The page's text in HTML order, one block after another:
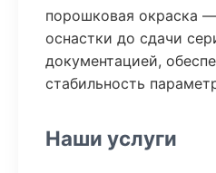
порошковая окраска
оснастки до сдачи
документацией,
стабильность
Наши услуги